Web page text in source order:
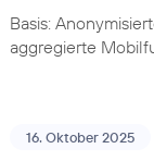
Basis:
aggregierte
16. Oktober 2025